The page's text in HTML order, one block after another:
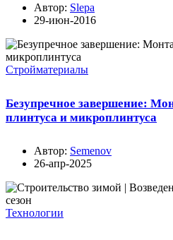
Автор: Slepa
29-июн-2016
Стройматериалы
Безупречное завершение:
плинтуса и микроплинтуса
Автор: Semenov
26-апр-2025
Технологии